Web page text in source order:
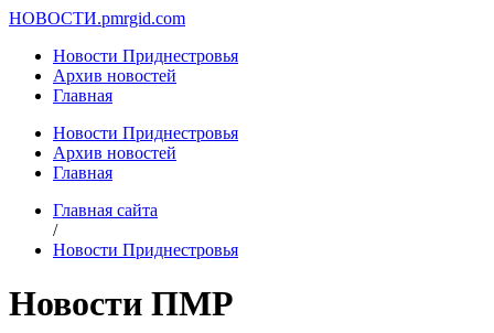
НОВОСТИ.pmrgid.com
Новости Приднестровья
Архив новостей
Главная
Новости Приднестровья
Архив новостей
Главная
Главная сайта
/
Новости Приднестровья
Новости ПМР